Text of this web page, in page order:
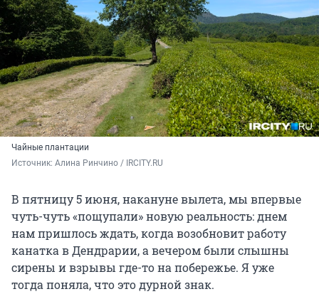
Чайные плантации
Источник: Алина Ринчино / IRCITY.RU
В пятницу 5 июня, накануне вылета, мы впервые
чуть-чуть «пощупали» новую реальность: днем
нам пришлось ждать, когда возобновит работу
канатка в Дендрарии, а вечером были слышны
сирены и взрывы где-то на побережье. Я уже
тогда поняла, что это дурной знак.